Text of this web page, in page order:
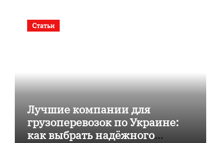
Статьи
Лучшие компании для
грузоперевозок по Украине:
как выбрать надёжного